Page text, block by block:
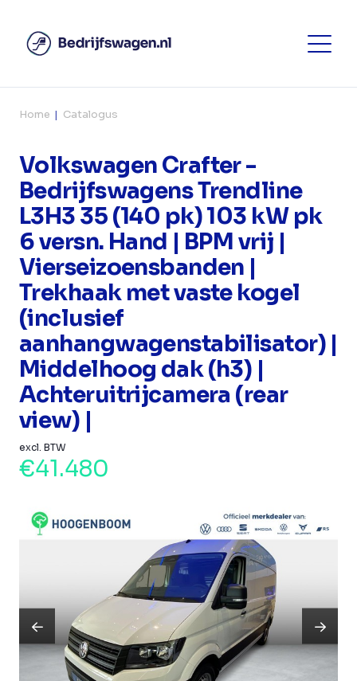
Home Catalogus
Volkswagen Crafter -
Bedrijfswagens Trendline
L3H3 35 (140 pk) 103 kW pk
6 versn. Hand | BPM vrij |
Vierseizoensbanden |
Trekhaak met vaste kogel
(inclusief
aanhangwagenstabilisator) |
Middelhoog dak (h3) |
Achteruitrijcamera (rear
view) |
excl. BTW
€41.480